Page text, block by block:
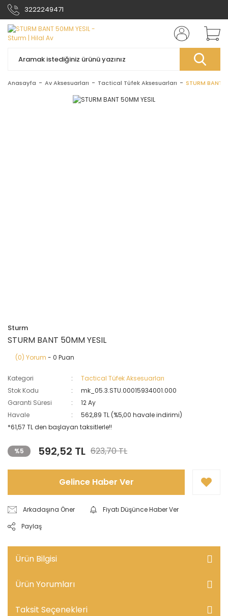
3222249471
Anasayfa Av Aksesuarları Tactical Tüfek Aksesuarları STURM BANT
Sturm
STURM BANT 50MM YESIL
(0) Yorum - 0 Puan
Kategori
Tactical Tüfek Aksesuarları
Stok Kodu
mk_05.3.STU.00015934001.000
Garanti Süresi
12 Ay
Havale
562,89 TL (%5,00 havale indirimi)
*61,57 TL den başlayan taksitlerle!!
%5 592,52 TL 623,70 TL
Gelince Haber Ver
Arkadaşına Öner
Fiyatı Düşünce Haber Ver
Paylaş
Ürün Bilgisi
Ürün Yorumları
Taksit Seçenekleri